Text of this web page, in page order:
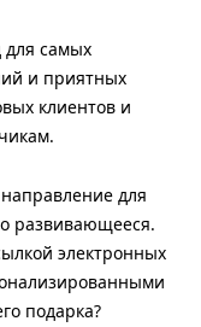
для самых
и приятных
клиентов и
для
развивающееся.
электронных
подарка?